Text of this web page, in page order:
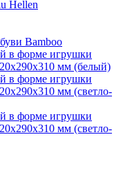
Hellen
Bamboo
в форме игрушки
мм (белый)
в форме игрушки
мм (светло-
в форме игрушки
мм (светло-